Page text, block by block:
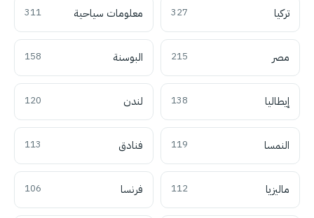
تركيا 327 معلومات سياحية 311
مصر 215 البوسنة 158
إيطاليا 138 لندن 120
النمسا 119 فنادق 113
ماليزيا 112 فرنسا 106